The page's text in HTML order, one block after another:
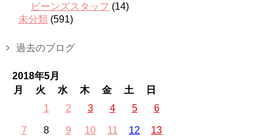
ビーンズスタッフ (14)
未分類 (591)
過去のブログ
2018年5月
月
火 水 木 金 土
日
1
2 3 4 5 6
7 8 9 10 11 12 13